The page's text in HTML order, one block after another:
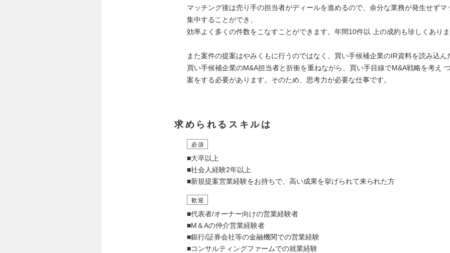
マッチング後は売り手の担当者がディールを進めるので、余分な業務が発生せずマ
集中することができ、
効率よく多くの件数をこなすことができます。年間10件以 上の成約も珍しくあり
また案件の提案はやみくもに行うのではなく、買い手候補企業のIR資料を読み込ん
買い手候補企業のM&A担当者と折衝を重ねながら、買い手目線でM&A戦略を考え
案をする必要があります。そのため、思考力が必要な仕事です。
求められるスキルは
必須
■大卒以上
■社会人経験2年以上
■新規提案営業経験をお持ちで、高い成果を挙げられて来られた方
歓迎
■代表者/オーナー向けの営業経験者
■M＆Aの仲介営業経験者
■銀行/証券会社等の金融機関での営業経験
■コンサルティングファームでの就業経験